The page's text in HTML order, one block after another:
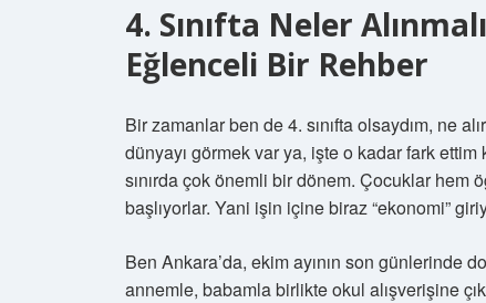
4. Sınıfta Neler
Eğlenceli Bir Rehber
Bir zamanlar ben de 4. sınıfta olsaydım, ne
dünyayı görmek var ya, işte o kadar fark
sınırda çok önemli bir dönem. Çocuklar
başlıyorlar. Yani işin içine biraz “ekonomi”
Ben Ankara’da, ekim ayının son günlerinde
annemle, babamla birlikte okul alışverişine